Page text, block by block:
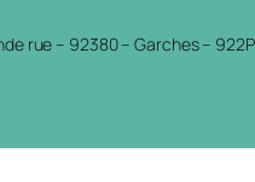
rue – 92380 – Garches –